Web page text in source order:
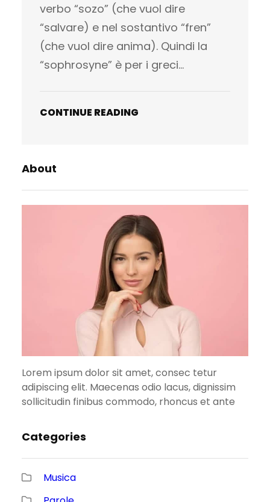
verbo “sozo” (che vuol dire
“salvare) e nel sostantivo “fren”
(che vuol dire anima). Quindi la
“sophrosyne” è per i greci…
CONTINUE READING
About
Lorem ipsum dolor sit amet, consec tetur
adipiscing elit. Maecenas odio lacus, dignissim
sollicitudin finibus commodo, rhoncus et ante
Categories
Musica